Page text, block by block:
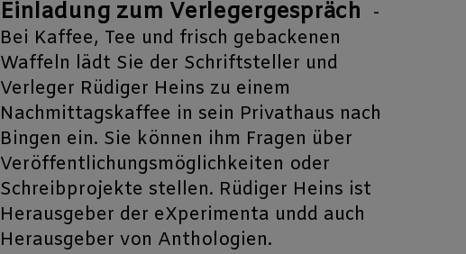
Einladung zum Verlegergespräch -
Bei Kaffee, Tee und frisch gebackenen
Waffeln lädt Sie der Schriftsteller und
Verleger Rüdiger Heins zu einem
Nachmittagskaffee in sein Privathaus nach
Bingen ein. Sie können ihm Fragen über
Veröffentlichungsmöglichkeiten oder
Schreibprojekte stellen. Rüdiger Heins ist
Herausgeber der eXperimenta undd auch
Herausgeber von Anthologien.